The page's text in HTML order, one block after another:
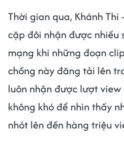
Thời gian qua, Khánh Thi
cặp đôi nhận được nhiều
mạng khi những đoạn
chồng này đăng tải lên
luôn nhận được lượt
không khó để nhìn thấy
nhót lên đến hàng triệu